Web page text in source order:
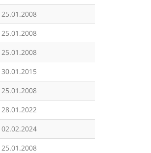
25.01.2008
25.01.2008
25.01.2008
30.01.2015
25.01.2008
28.01.2022
02.02.2024
25.01.2008